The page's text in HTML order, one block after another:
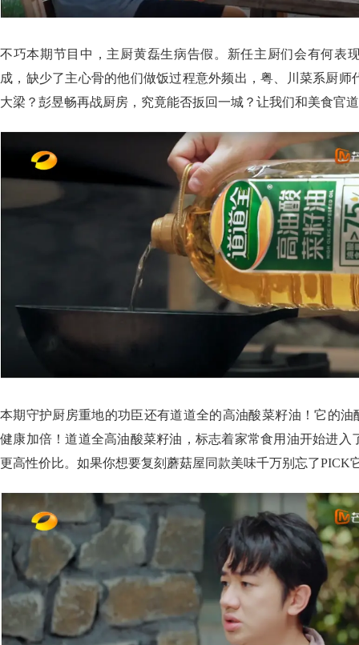
不巧本期节目中，主厨黄磊生病告假。新任主厨们会有何表
成，缺少了主心骨的他们做饭过程意外频出，粤、川菜系厨师
大梁？彭昱畅再战厨房，究竟能否扳回一城？让我们和美食官
本期守护厨房重地的功臣还有道道全的高油酸菜籽油！它的油
健康加倍！道道全高油酸菜籽油，标志着家常食用油开始进入
更高性价比。如果你想要复刻蘑菇屋同款美味千万别忘了PICK